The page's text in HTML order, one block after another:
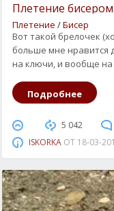
Плетение
Плетение /Бисер
Вот такой брелочек
больше мне нравится
на ключи, и вообще на
Подробнее
5 042
ISKORKAОТ 18-03-